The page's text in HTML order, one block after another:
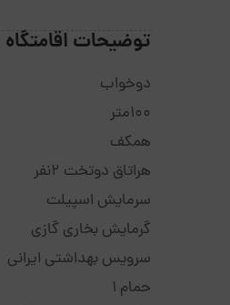
توضیحات اقامتگاه
دوخواب
100متر
همکف
هراتاق دوتخت 2نفر
سرمایش اسپیلت
گرمایش بخاری گازی
سرویس بهداشتی ایرانی
حمام 1